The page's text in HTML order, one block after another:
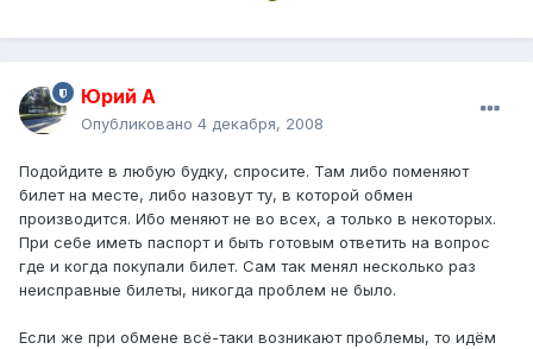
Юрий А
Опубликовано 4 декабря, 2008
Подойдите в любую будку, спросите. Там либо поменяют
билет на месте, либо назовут ту, в которой обмен
производится. Ибо меняют не во всех, а только в некоторых.
При себе иметь паспорт и быть готовым ответить на вопрос
где и когда покупали билет. Сам так менял несколько раз
неисправные билеты, никогда проблем не было.
Если же при обмене всё-таки возникают проблемы, то идём